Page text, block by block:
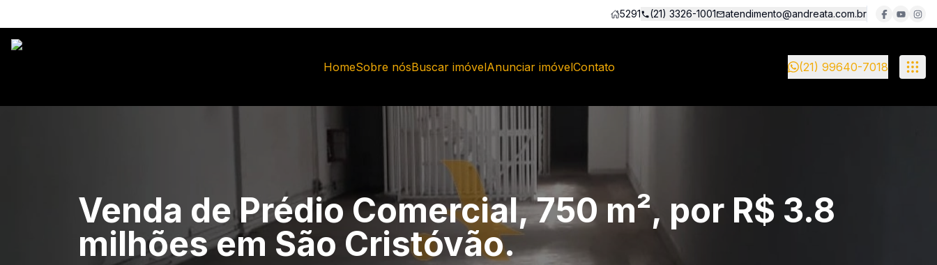
5291 (21) 3326-1001 atendimento@andreata.com.br
HomeSobre nósBuscar imóvelAnunciar imóvelContato (21) 99640-7018
Venda de Prédio Comercial, 750 m², por R$ 3.8
milhões em São Cristóvão.